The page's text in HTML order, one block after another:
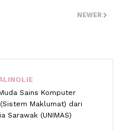
NEWER
Sains Komputer
Maklumat) dari
Sarawak (UNIMAS)